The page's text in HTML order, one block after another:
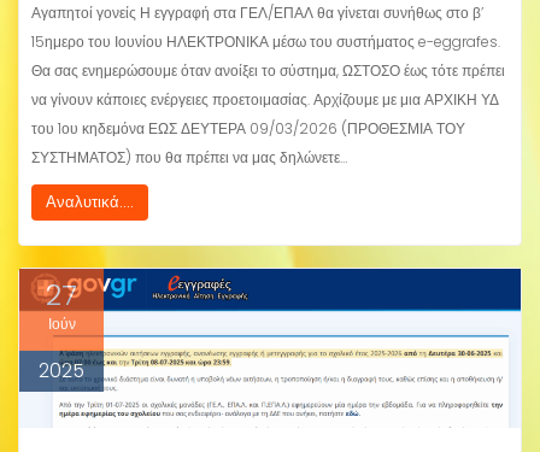
Αγαπητοί γονείς Η εγγραφή στα ΓΕΛ/ΕΠΑΛ θα γίνεται συνήθως στο β’
15ημερο του Ιουνίου ΗΛΕΚΤΡΟΝΙΚΑ μέσω του συστήματος e-eggrafes.
Θα σας ενημερώσουμε όταν ανοίξει το σύστημα, ΩΣΤΟΣΟ έως τότε πρέπει
να γίνουν κάποιες ενέργειες προετοιμασίας. Αρχίζουμε με μια ΑΡΧΙΚΗ ΥΔ
του 1ου κηδεμόνα ΕΩΣ ΔΕΥΤΕΡΑ 09/03/2026 (ΠΡΟΘΕΣΜΙΑ ΤΟΥ
ΣΥΣΤΗΜΑΤΟΣ) που θα πρέπει να μας δηλώνετε…
Αναλυτικά....
27
Ιούν
2025